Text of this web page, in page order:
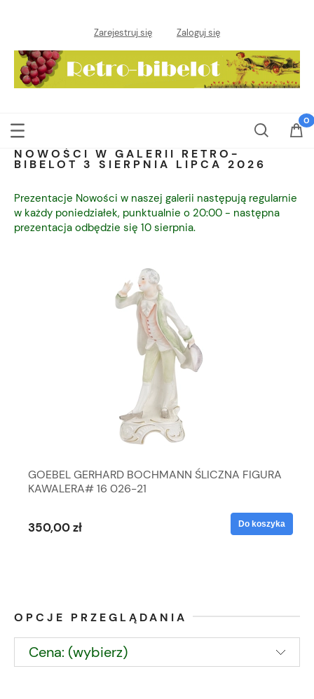
Zarejestruj się Zaloguj się
NOWOŚCI W GALERII RETRO-
BIBELOT 3 SIERPNIA LIPCA 2026
Prezentacje Nowości w naszej galerii następują regularnie
w każdy poniedziałek, punktualnie o 20:00 - następna
prezentacja odbędzie się 10 sierpnia.
GOEBEL GERHARD BOCHMANN ŚLICZNA FIGURA
KAWALERA# 16 026-21
350,00 zł Do koszyka
OPCJE PRZEGLĄDANIA
Cena: (wybierz)